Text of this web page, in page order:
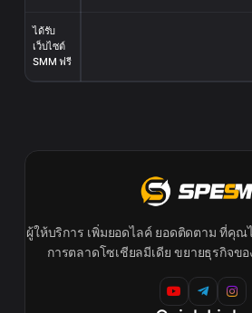
ได้รับ
เว็บไซต์
SMM ฟรี
ผู้ให้บริการ เพิ่มยอดไลค์ ยอดติดตาม ที่คุณ
การตลาดโซเชียลมีเดีย ขยายธุรกิจข